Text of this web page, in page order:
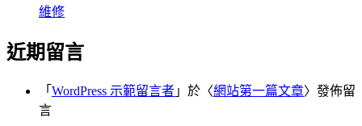
維修
近期留言
「 WordPress 示範留言者 」於〈網站第一篇文章〉發佈留
言